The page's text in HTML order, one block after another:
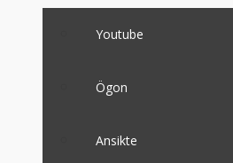
Youtube
Ögon
Ansikte